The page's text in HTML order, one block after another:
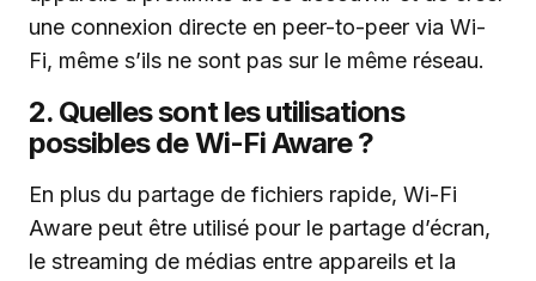
une connexion directe en peer-to-peer via Wi-
Fi, même s’ils ne sont pas sur le même réseau.
2. Quelles sont les utilisations
possibles de Wi-Fi Aware ?
En plus du partage de fichiers rapide, Wi-Fi
Aware peut être utilisé pour le partage d’écran,
le streaming de médias entre appareils et la